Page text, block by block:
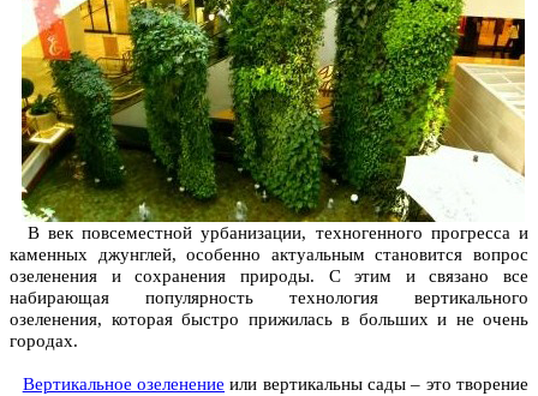
В век повсеместной урбанизации, техногенного прогресса и
каменных джунглей, особенно актуальным становится вопрос
озеленения и сохранения природы. С этим и связано все
набирающая популярность технология вертикального
озеленения, которая быстро прижилась в больших и не очень
городах.
Вертикальное озеленение или вертикальны сады – это творение